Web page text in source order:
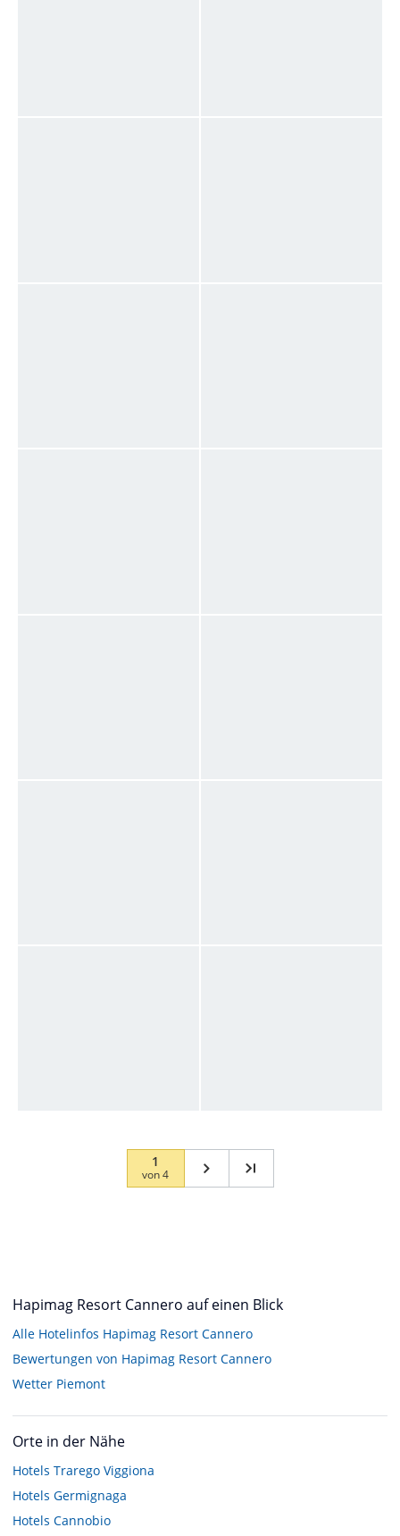
1
von4
Hapimag Resort Cannero auf einen Blick
Alle Hotelinfos Hapimag Resort Cannero
Bewertungen von Hapimag Resort Cannero
Wetter Piemont
Orte in der Nähe
Hotels Trarego Viggiona
Hotels Germignaga
Hotels Cannobio